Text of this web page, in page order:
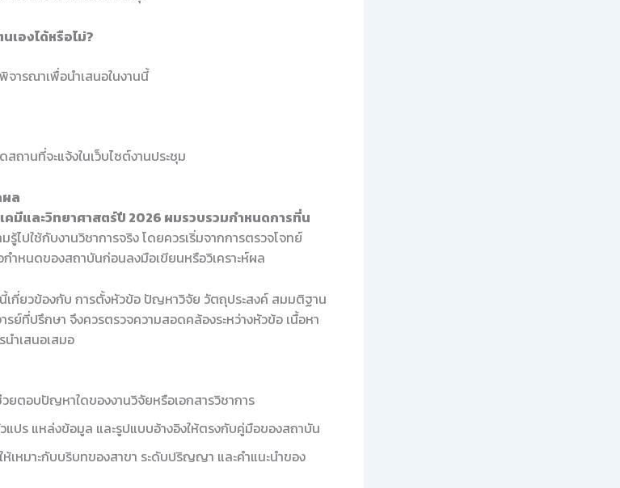
เองได้หรือไม่?
ารณาเพื่อนำเสนอในงานนี้
ถานที่จะแจ้งในเว็บไซต์งานประชุม
ผล
คมีและวิทยาศาสตร์ปี 2026 ผมรวบรวมกำหนดการที่น
รู้ไปใช้กับงานวิชาการจริง โดยควรเริ่มจากการตรวจโจทย์
ำหนดของสถาบันก่อนลงมือเขียนหรือวิเคราะห์ผล
เกี่ยวข้องกับ การตั้งหัวข้อ ปัญหาวิจัย วัตถุประสงค์ สมมติฐาน
รย์ที่ปรึกษา จึงควรตรวจความสอดคล้องระหว่างหัวข้อ เนื้อหา
ำเสนอเสมอ
ยตอบปัญหาใดของงานวิจัยหรือเอกสารวิชาการ
ปร แหล่งข้อมูล และรูปแบบอ้างอิงให้ตรงกับคู่มือของสถาบัน
เหมาะกับบริบทของสาขา ระดับปริญญา และคำแนะนำของ